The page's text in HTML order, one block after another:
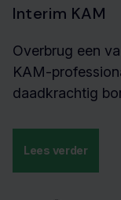
Interim KAM
Overbrug een
KAM-
daadkrachtig
Lees verder